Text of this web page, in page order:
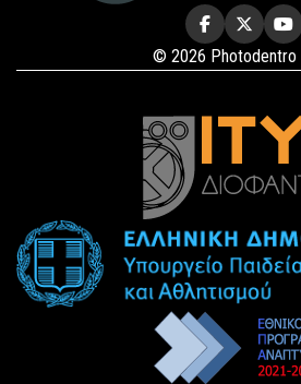
© 2026 Photodentro